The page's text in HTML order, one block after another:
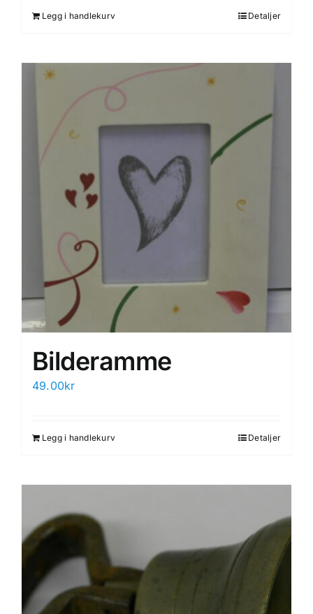
Legg i handlekurv Detaljer
Bilderamme
49.00kr
Legg i handlekurv Detaljer